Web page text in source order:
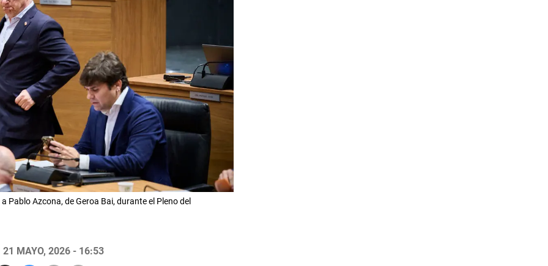
Pablo Azcona, de Geroa Bai, durante el Pleno del
MAYO, 2026 - 16:53